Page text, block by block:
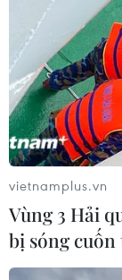
18/02/2017 22:44
Các nhân
tai nạn tàu hỏa
khiến ít nhất
thương.
vietnamplus.vn
Vùng 3 Hải
bị sóng